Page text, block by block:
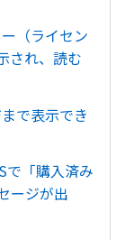
（ライセン
され、読む
で表示でき
「購入済み
ージが出